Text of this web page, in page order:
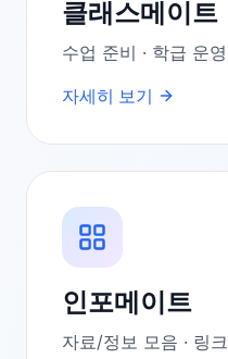
클래스메이트
수업 준비 · 학급 운영
자세히 보기
인포메이트
자료/정보 모음 · 링크